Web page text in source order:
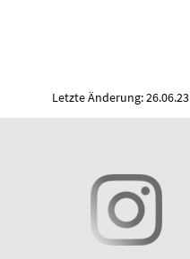
Letzte Änderung: 26.06.23